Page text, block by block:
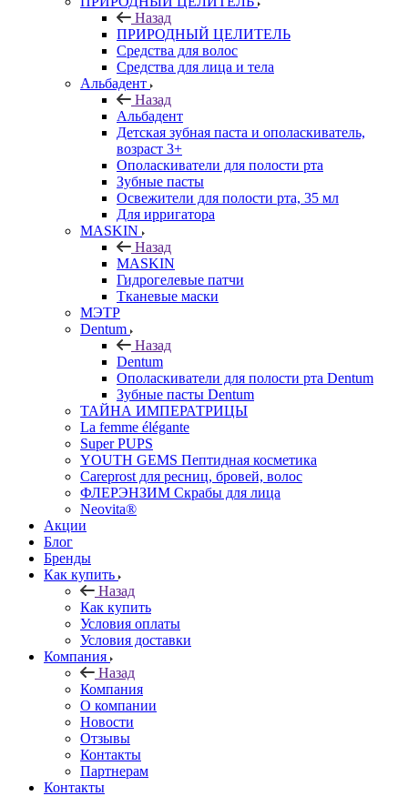
Назад
ПРИРОДНЫЙ ЦЕЛИТЕЛЬ
Средства для волос
Средства для лица и тела
Альбадент
Назад
Альбадент
Детская зубная паста и ополаскиватель,
возраст 3+
Ополаскиватели для полости рта
Зубные пасты
Освежители для полости рта, 35 мл
Для ирригатора
MASKIN
Назад
MASKIN
Гидрогелевые патчи
Тканевые маски
МЭТР
Dentum
Назад
Dentum
Ополаскиватели для полости рта Dentum
Зубные пасты Dentum
ТАЙНА ИМПЕРАТРИЦЫ
La femme élégante
Super PUPS
YOUTH GEMS Пептидная косметика
Careprost для ресниц, бровей, волос
ФЛЕРЭНЗИМ Скрабы для лица
Neovita®
Акции
Блог
Бренды
Как купить
Назад
Как купить
Условия оплаты
Условия доставки
Компания
Назад
Компания
О компании
Новости
Отзывы
Контакты
Партнерам
Контакты